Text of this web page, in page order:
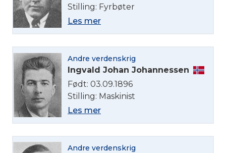
Stilling: Fyrbøter
Les mer
Andre verdenskrig
Ingvald Johan Johannessen
Født: 03.09.1896
Stilling: Maskinist
Les mer
Andre verdenskrig